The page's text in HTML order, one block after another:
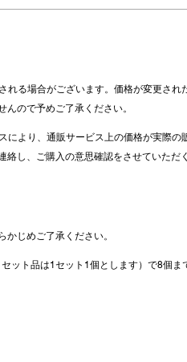
る場合がございます。価格が変更さ
ので予めご了承ください。
より、通販サービス上の価格が実際
し、ご購入の意思確認をさせていただ
じめご了承ください。
ット品は1セット1個とします）で8個